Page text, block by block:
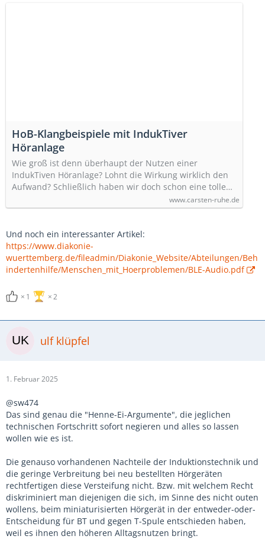
HoB-Klangbeispiele mit IndukTiver
Höranlage
Wie groß ist denn überhaupt der Nutzen einer
IndukTiven Höranlage? Lohnt die Wirkung wirklich den
Aufwand? Schließlich haben wir doch schon eine tolle…
www.carsten-ruhe.de
Und noch ein interessanter Artikel:
https://www.diakonie-
wuerttemberg.de/fileadmin/Diakonie_Website/Abteilungen/Beh
indertenhilfe/Menschen_mit_Hoerproblemen/BLE-Audio.pdf
1 2
ulf klüpfel
1. Februar 2025
@sw474
Das sind genau die "Henne-Ei-Argumente", die jeglichen
technischen Fortschritt sofort negieren und alles so lassen
wollen wie es ist.
Die genauso vorhandenen Nachteile der Induktionstechnik und
die geringe Verbreitung bei neu bestellten Hörgeräten
rechtfertigen diese Versteifung nicht. Bzw. mit welchem Recht
diskriminiert man diejenigen die sich, im Sinne des nicht outen
wollens, beim miniaturisierten Hörgerät in der entweder-oder-
Entscheidung für BT und gegen T-Spule entschieden haben,
weil es ihnen den höheren Alltagsnutzen bringt.